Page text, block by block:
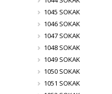
1045 SOKAK
1046 SOKAK
1047 SOKAK
1048 SOKAK
1049 SOKAK
1050 SOKAK
1051 SOKAK